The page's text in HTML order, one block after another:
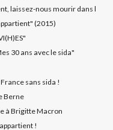
laissez-nous mourir dans l
(2015)
30 ans avec le sida"
sans sida !
Berne
à Brigitte Macron
!